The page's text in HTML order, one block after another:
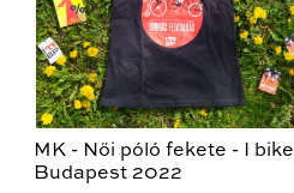
MK - Női póló fekete - I bike
Budapest 2022